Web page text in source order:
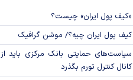
«کیف پول ایران» چیست؟
کیف پول ایران چیه؟/ موشن گرافیک
سیاست‌های حمایتی بانک مرکزی باید از
کانال کنترل تورم بگذرد